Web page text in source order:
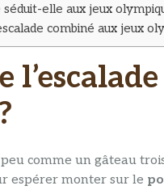
séduit-elle aux jeux
combiné aux jeux
peu comme un gâteau
espérer monter sur le